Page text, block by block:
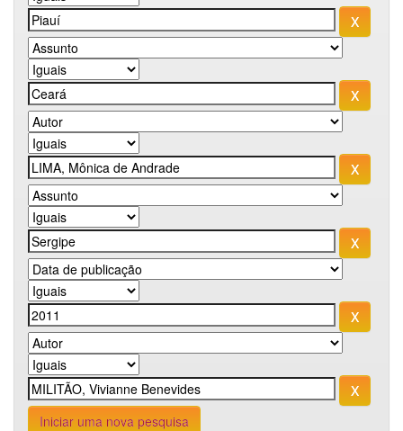
Iniciar uma nova pesquisa